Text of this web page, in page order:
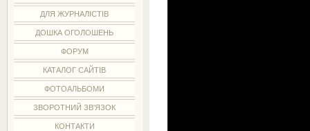
ДЛЯ ЖУРНАЛІСТІВ
ДОШКА ОГОЛОШЕНЬ
ФОРУМ
КАТАЛОГ САЙТІВ
ФОТОАЛЬБОМИ
ЗВОРОТНИЙ ЗВ'ЯЗОК
КОНТАКТИ